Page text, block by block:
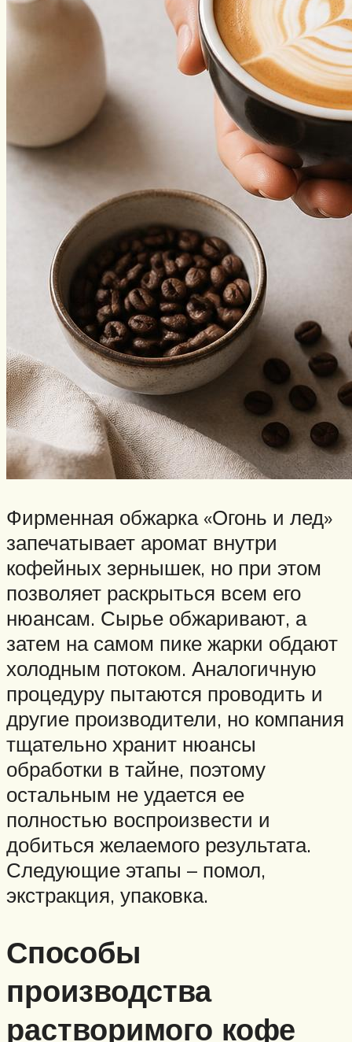
Фирменная обжарка «Огонь и лед»
запечатывает аромат внутри
кофейных зернышек, но при этом
позволяет раскрыться всем его
нюансам. Сырье обжаривают, а
затем на самом пике жарки обдают
холодным потоком. Аналогичную
процедуру пытаются проводить и
другие производители, но компания
тщательно хранит нюансы
обработки в тайне, поэтому
остальным не удается ее
полностью воспроизвести и
добиться желаемого результата.
Следующие этапы – помол,
экстракция, упаковка.
Способы
производства
растворимого кофе